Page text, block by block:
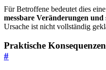
Für Betroffene bedeutet dies
messbare Veränderungen
Ursache ist nicht vollständig
Praktische
#